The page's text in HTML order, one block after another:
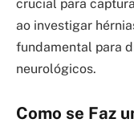
crucial para
ao investigar
fundamental para
neurológicos.
Como se Faz